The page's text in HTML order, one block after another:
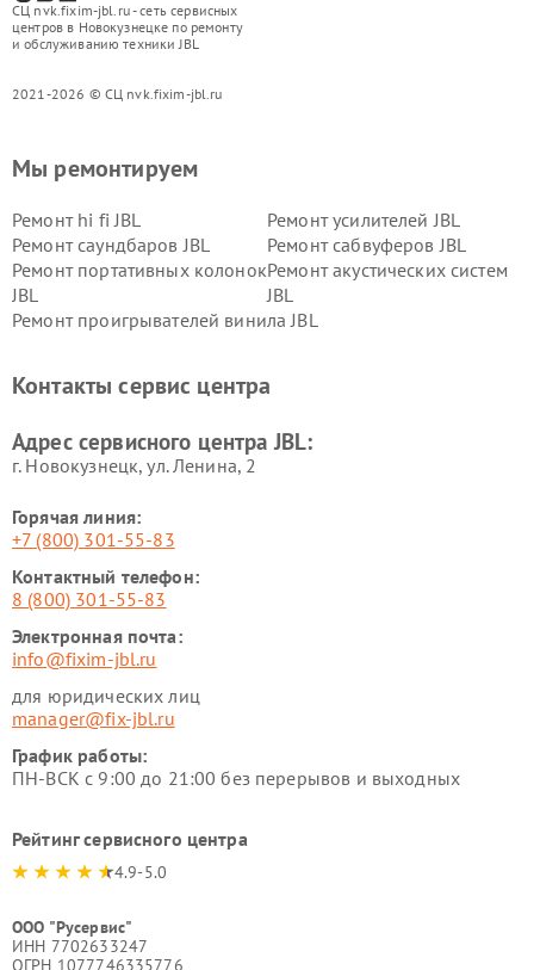
СЦ nvk.fixim-jbl.ru - сеть сервисных
центров в Новокузнецке по ремонту
и обслуживанию техники JBL
2021-2026 © СЦ nvk.fixim-jbl.ru
Мы ремонтируем
Ремонт hi fi JBL
Ремонт усилителей JBL
Ремонт саундбаров JBL
Ремонт сабвуферов JBL
Ремонт портативных колонок
JBL
Ремонт акустических систем
JBL
Ремонт проигрывателей винила JBL
Контакты сервис центра
Адрес сервисного центра JBL:
г. Новокузнецк, ул. Ленина, 2
Горячая линия:
+7 (800) 301-55-83
Контактный телефон:
8 (800) 301-55-83
Электронная почта:
info@fixim-jbl.ru
для юридических лиц
manager@fix-jbl.ru
График работы:
ПН-ВСК с 9:00 до 21:00 без перерывов и выходных
Рейтинг сервисного центра
4.9-5.0
ООО "Русервис"
ИНН 7702633247
ОГРН 1077746335776